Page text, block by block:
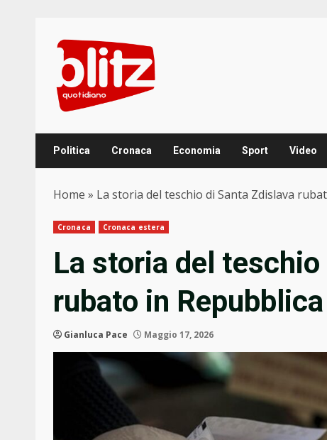
content
Politica Cronaca Economia Sport Video
Home » La storia del teschio di Santa Zdislava
Cronaca Cronaca estera
La storia del
rubato in
Gianluca Pace Maggio 17, 2026